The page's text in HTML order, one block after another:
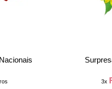
3x